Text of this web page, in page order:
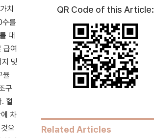
치
수를
대
급여
및
율
구
혈
차
으
QR Code of this Article:
Related Articles